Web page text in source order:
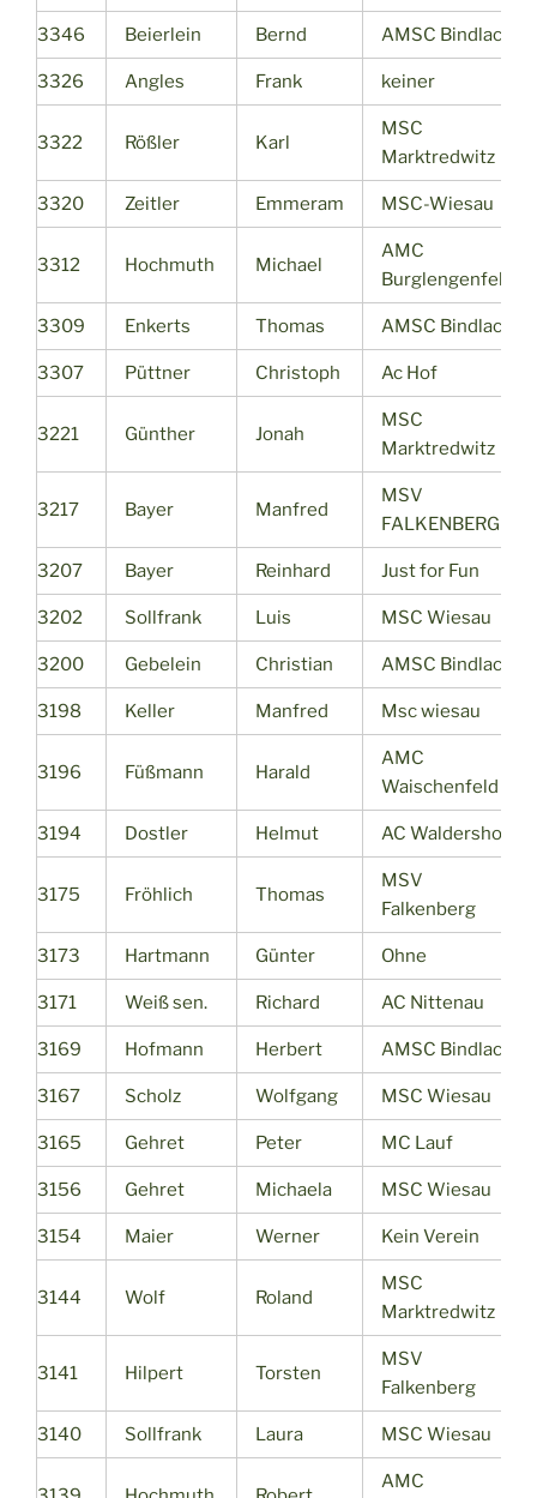
3346 Beierlein Bernd AMSC Bindlach
3326 Angles Frank keiner
3322 Rößler Karl
MSC
Marktredwitz
3320 Zeitler Emmeram MSC-Wiesau
3312 Hochmuth Michael
AMC
Burglengenfeld
3309 Enkerts Thomas AMSC Bindlach
3307 Püttner Christoph Ac Hof
3221 Günther Jonah
MSC
Marktredwitz
3217 Bayer Manfred
MSV
FALKENBERG
3207 Bayer Reinhard Just for Fun
3202 Sollfrank Luis MSC Wiesau
3200 Gebelein Christian AMSC Bindlach
3198 Keller Manfred Msc wiesau
3196 Füßmann Harald
AMC
Waischenfeld
3194 Dostler Helmut AC Waldershof
3175 Fröhlich Thomas
MSV
Falkenberg
3173 Hartmann Günter Ohne
3171 Weiß sen. Richard AC Nittenau
3169 Hofmann Herbert AMSC Bindlach
3167 Scholz Wolfgang MSC Wiesau
3165 Gehret Peter MC Lauf
3156 Gehret Michaela MSC Wiesau
3154 Maier Werner Kein Verein
3144 Wolf Roland
MSC
Marktredwitz
3141 Hilpert Torsten
MSV
Falkenberg
3140 Sollfrank Laura MSC Wiesau
AMC